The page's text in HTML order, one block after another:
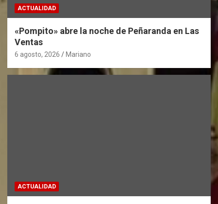
ACTUALIDAD
«Pompito» abre la noche de Peñaranda en Las
Ventas
6 agosto, 2026 Mariano
ACTUALIDAD